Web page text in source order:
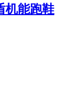
机能跑鞋